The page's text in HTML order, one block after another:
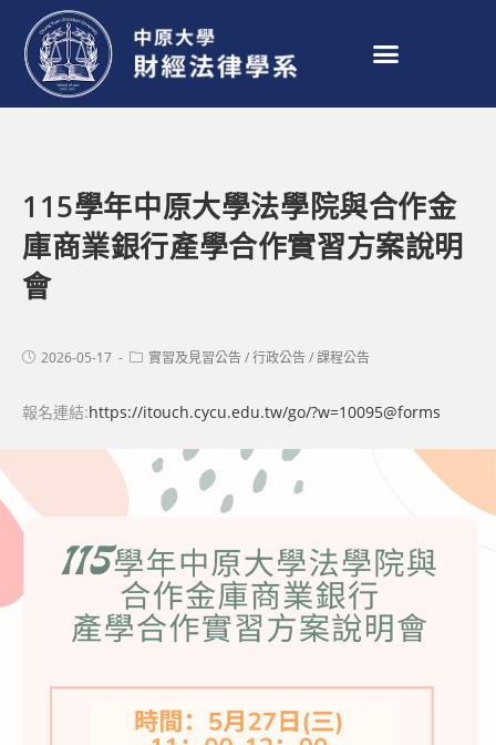
115學年中原大學法學院與合作金
庫商業銀行產學合作實習方案說明
會
2026-05-17 實習及見習公告/行政公告/課程公告
報名連結:https://itouch.cycu.edu.tw/go/?w=10095@forms